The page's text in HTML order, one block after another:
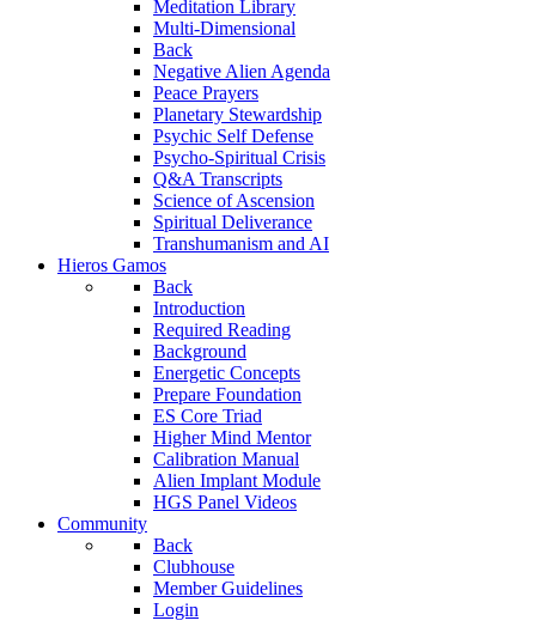
Meditation Library
Multi-Dimensional
Back
Negative Alien Agenda
Peace Prayers
Planetary Stewardship
Psychic Self Defense
Psycho-Spiritual Crisis
Q&A Transcripts
Science of Ascension
Spiritual Deliverance
Transhumanism and AI
Hieros Gamos
Back
Introduction
Required Reading
Background
Energetic Concepts
Prepare Foundation
ES Core Triad
Higher Mind Mentor
Calibration Manual
Alien Implant Module
HGS Panel Videos
Community
Back
Clubhouse
Member Guidelines
Login